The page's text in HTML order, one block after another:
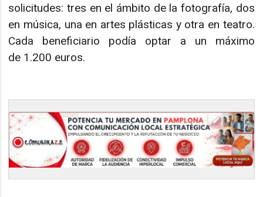
solicitudes: tres en el ámbito de la fotografía, dos
en música, una en artes plásticas y otra en teatro.
Cada beneficiario podía optar a un máximo
de 1.200 euros.